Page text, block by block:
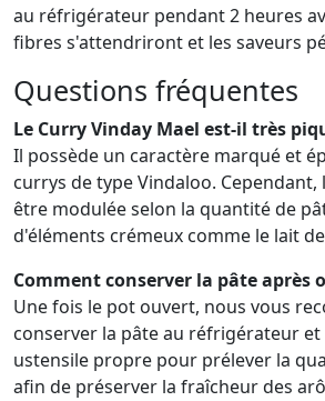
au réfrigérateur pendant 2 heures
fibres s'attendriront et les saveurs
Questions fréquentes
Le Curry Vinday Mael est-il très
Il possède un caractère marqué et
currys de type Vindaloo.
être modulée selon la quantité de
d'éléments crémeux comme le lait
Comment conserver la pâte après
Une fois le pot ouvert, nous vous
conserver la pâte au réfrigérateur
ustensile propre pour prélever la
afin de préserver la fraîcheur des